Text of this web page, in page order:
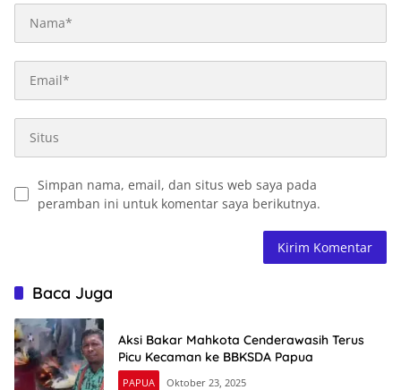
Simpan nama, email, dan situs web saya pada
peramban ini untuk komentar saya berikutnya.
Baca Juga
Aksi Bakar Mahkota Cenderawasih Terus
Picu Kecaman ke BBKSDA Papua
PAPUA Oktober 23, 2025